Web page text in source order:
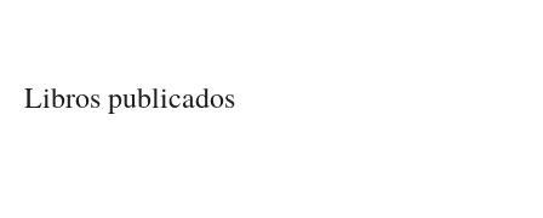
Libros publicados